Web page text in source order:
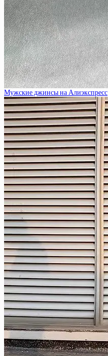
Мужские джинсы на Алиэкспресс